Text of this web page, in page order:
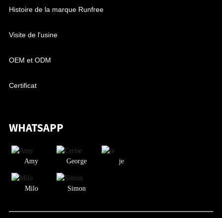
Histoire de la marque Runfree
Visite de l'usine
OEM et ODM
Certificat
WHATSAPP
Amy George je
Milo Simon